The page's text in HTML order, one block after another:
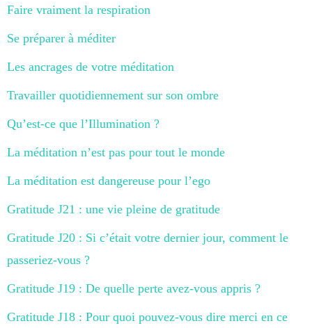
Faire vraiment la respiration
Se préparer à méditer
Les ancrages de votre méditation
Travailler quotidiennement sur son ombre
Qu’est-ce que l’Illumination ?
La méditation n’est pas pour tout le monde
La méditation est dangereuse pour l’ego
Gratitude J21 : une vie pleine de gratitude
Gratitude J20 : Si c’était votre dernier jour, comment le
passeriez-vous ?
Gratitude J19 : De quelle perte avez-vous appris ?
Gratitude J18 : Pour quoi pouvez-vous dire merci en ce